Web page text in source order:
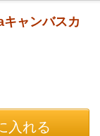
ャンバスカ
入れる